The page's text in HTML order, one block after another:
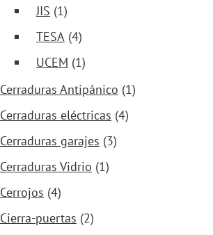
JIS (1)
TESA (4)
UCEM (1)
Cerraduras Antipánico (1)
Cerraduras eléctricas (4)
Cerraduras garajes (3)
Cerraduras Vidrio (1)
Cerrojos (4)
Cierra-puertas (2)